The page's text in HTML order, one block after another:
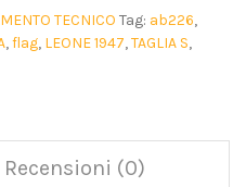
TECNICO Tag: ab226,
,flag, LEONE 1947,TAGLIA S,
Recensioni (0)